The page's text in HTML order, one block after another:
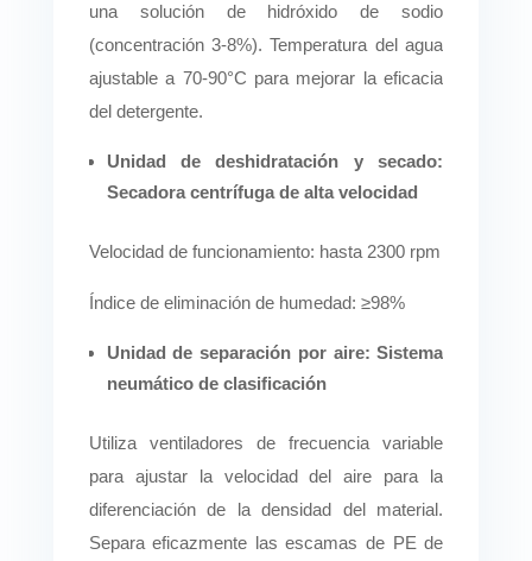
una solución de hidróxido de sodio
(concentración 3-8%). Temperatura del agua
ajustable a 70-90°C para mejorar la eficacia
del detergente.
Unidad de deshidratación y secado:
Secadora centrífuga de alta velocidad
Velocidad de funcionamiento: hasta 2300 rpm
Índice de eliminación de humedad: ≥98%
Unidad de separación por aire: Sistema
neumático de clasificación
Utiliza ventiladores de frecuencia variable
para ajustar la velocidad del aire para la
diferenciación de la densidad del material.
Separa eficazmente las escamas de PE de